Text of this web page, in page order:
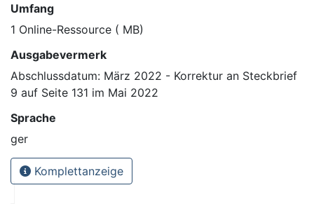
Umfang
1 Online-Ressource ( MB)
Ausgabevermerk
Abschlussdatum: März 2022 - Korrektur an Steckbrief
9 auf Seite 131 im Mai 2022
Sprache
ger
Komplettanzeige